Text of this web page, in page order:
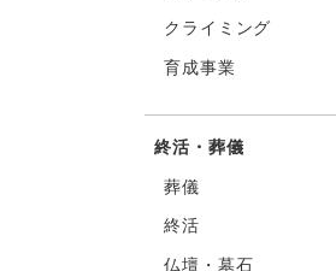
クライミング
育成事業
終活・葬儀
葬儀
終活
仏壇・墓石